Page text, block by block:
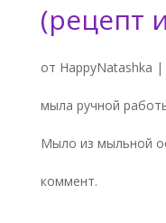
(рецепт
от HappyNatashka |
мыла ручной
Мыло из мыльной
коммент.